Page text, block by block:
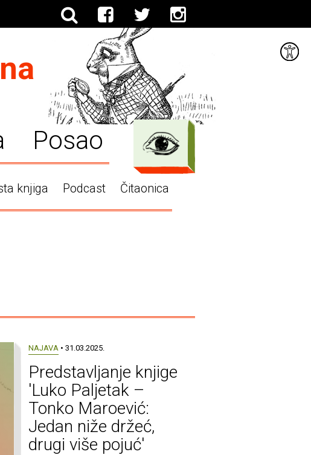
Posao
knjiga Podcast Čitaonica
NAJAVA • 31.03.2025.
Predstavljanje knjige
'Luko Paljetak –
Tonko Maroević:
Jedan niže držeć,
drugi više pojuć'